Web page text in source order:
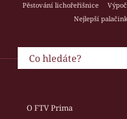
Pěstování lichořeřišnice
Nejlepší
O FTV Prima